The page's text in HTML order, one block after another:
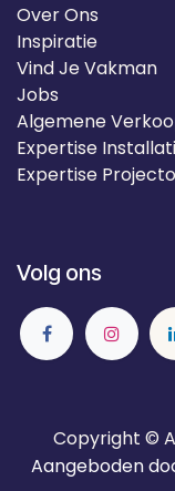
Over Ons
Inspiratie
Vind Je Vakman
Jobs
Algemene
Expertise
Expertise
Volg ons
Copyright ©
Aangeboden